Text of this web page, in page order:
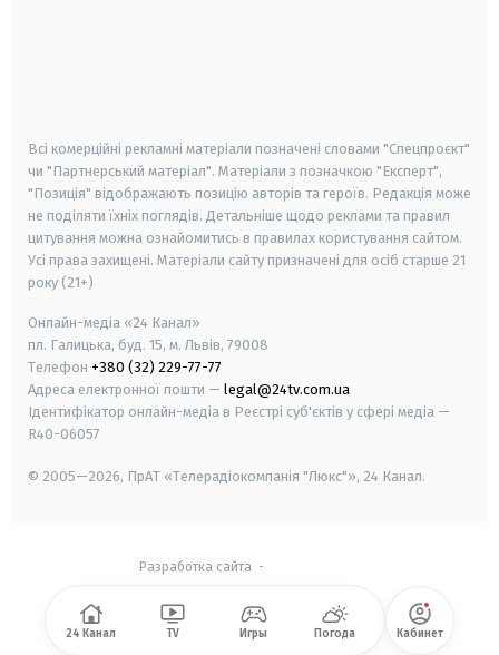
Всі комерційні рекламні матеріали позначені словами "Спецпроєкт"
чи "Партнерський матеріал". Матеріали з позначкою "Експерт",
"Позиція" відображають позицію авторів та героїв. Редакція може
не поділяти їхніх поглядів. Детальніше щодо реклами та правил
цитування можна ознайомитись в правилах користування сайтом.
Усі права захищені. Матеріали сайту призначені для осіб старше 21
року (21+)
Онлайн-медіа «24 Канал»
пл. Галицька, буд. 15, м. Львів, 79008
Телефон +380 (32) 229-77-77
Адреса електронної пошти — legal@24tv.com.ua
Ідентифікатор онлайн-медіа в Реєстрі суб'єктів у сфері медіа —
R40-06057
© 2005—2026, ПрАТ «Телерадіокомпанія "Люкс"», 24 Канал.
Разработка сайта -
24 Канал TV Игры Погода Кабинет